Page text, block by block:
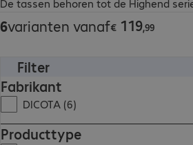
De tassen behoren tot de Highend
6varianten vanaf€ 119,99
Filter
Fabrikant
DICOTA (6)
Producttype